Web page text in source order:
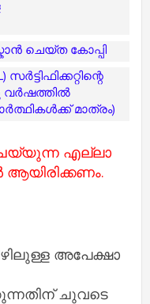
സ്കാൻ ചെയ്ത കോപ്പി
വർഷത്തിൽ
മാത്രം)
എല്ലാ
ആയിരിക്കണം.
അപേക്ഷാ
ചുവടെ